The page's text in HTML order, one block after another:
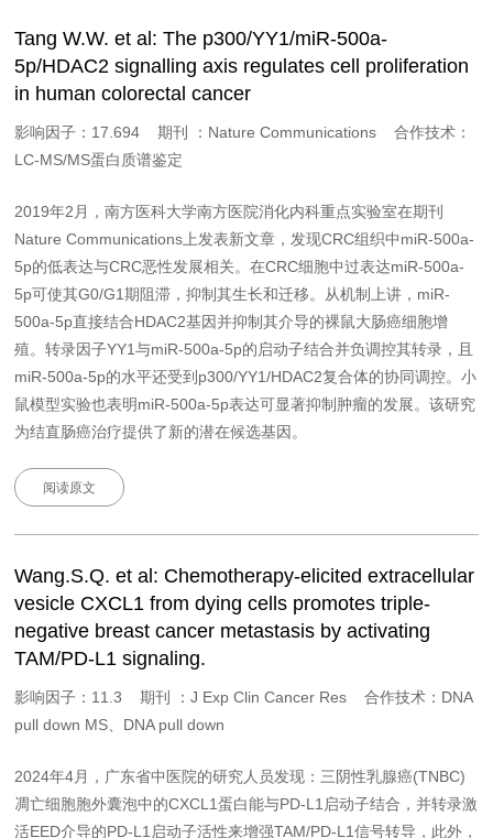
Tang W.W. et al: The p300/YY1/miR-500a-
5p/HDAC2 signalling axis regulates cell proliferation
in human colorectal cancer
影响因子：17.694 期刊 ：Nature Communications 合作技术：
LC-MS/MS蛋白质谱鉴定
2019年2月，南方医科大学南方医院消化内科重点实验室在期刊
Nature Communications上发表新文章，发现CRC组织中miR-500a-
5p的低表达与CRC恶性发展相关。在CRC细胞中过表达miR-500a-
5p可使其G0/G1期阻滞，抑制其生长和迁移。从机制上讲，miR-
500a-5p直接结合HDAC2基因并抑制其介导的裸鼠大肠癌细胞增
殖。转录因子YY1与miR-500a-5p的启动子结合并负调控其转录，且
miR-500a-5p的水平还受到p300/YY1/HDAC2复合体的协同调控。小
鼠模型实验也表明miR-500a-5p表达可显著抑制肿瘤的发展。该研究
为结直肠癌治疗提供了新的潜在候选基因。
阅读原文
Wang.S.Q. et al: Chemotherapy-elicited extracellular
vesicle CXCL1 from dying cells promotes triple-
negative breast cancer metastasis by activating
TAM/PD-L1 signaling.
影响因子：11.3 期刊 ：J Exp Clin Cancer Res 合作技术：DNA
pull down MS、DNA pull down
2024年4月，广东省中医院的研究人员发现：三阴性乳腺癌(TNBC)
凋亡细胞胞外囊泡中的CXCL1蛋白能与PD-L1启动子结合，并转录激
活EED介导的PD-L1启动子活性来增强TAM/PD-L1信号转导，此外，